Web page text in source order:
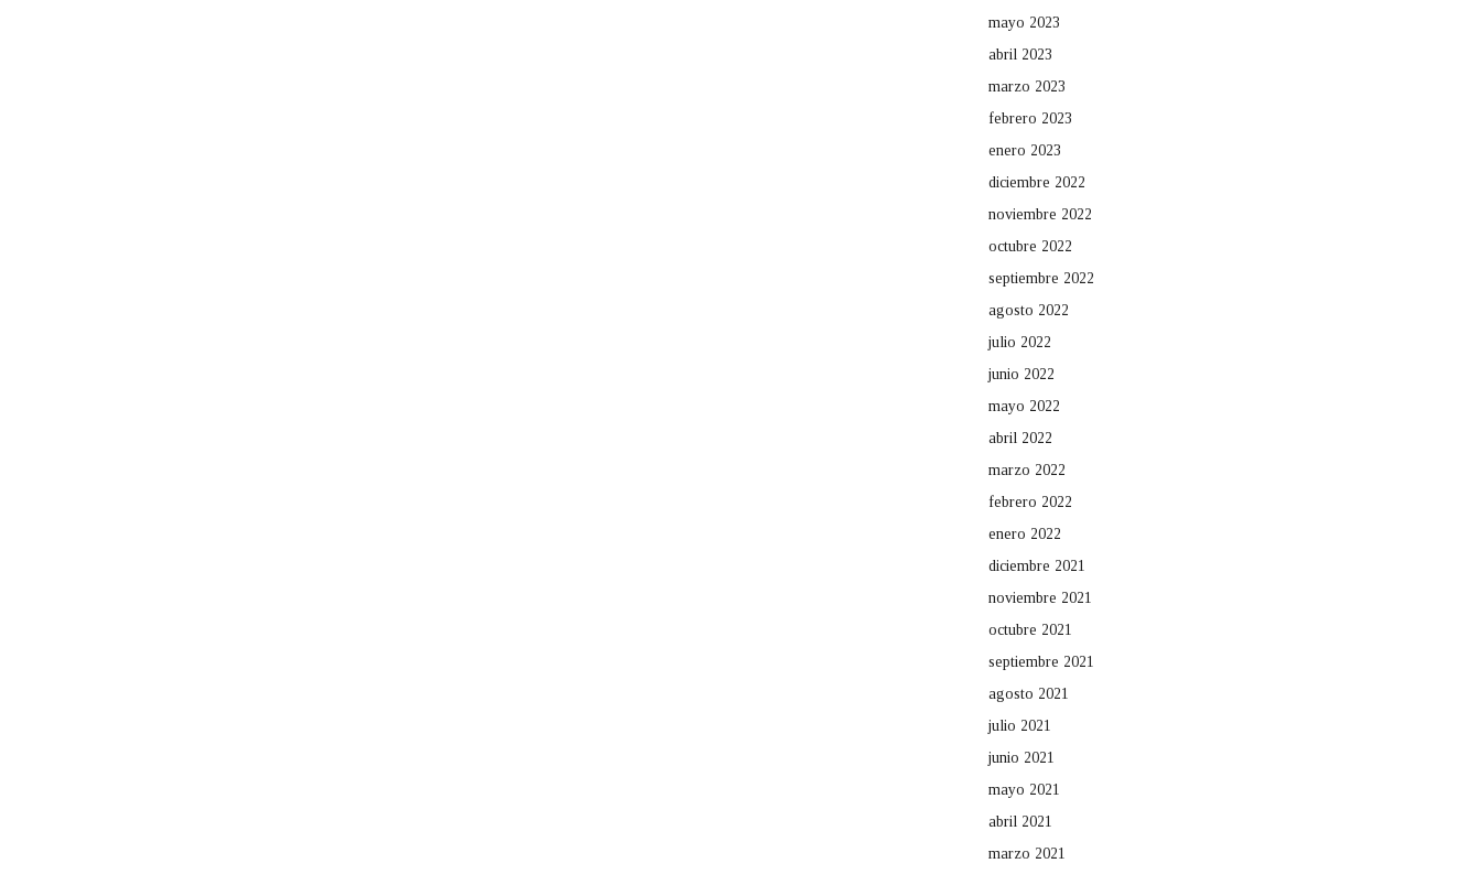
mayo 2023
abril 2023
marzo 2023
febrero 2023
enero 2023
diciembre 2022
noviembre 2022
octubre 2022
septiembre 2022
agosto 2022
julio 2022
junio 2022
mayo 2022
abril 2022
marzo 2022
febrero 2022
enero 2022
diciembre 2021
noviembre 2021
octubre 2021
septiembre 2021
agosto 2021
julio 2021
junio 2021
mayo 2021
abril 2021
marzo 2021